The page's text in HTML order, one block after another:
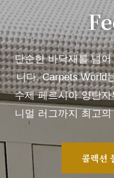
단순한 바닥재를 넘
니다. Carpets World
수제 페르시아 양탄
니멀 러그까지 최고
콜렉션